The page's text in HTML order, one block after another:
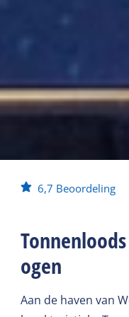
6,7 Beoordeling
ogen
Aan de haven van